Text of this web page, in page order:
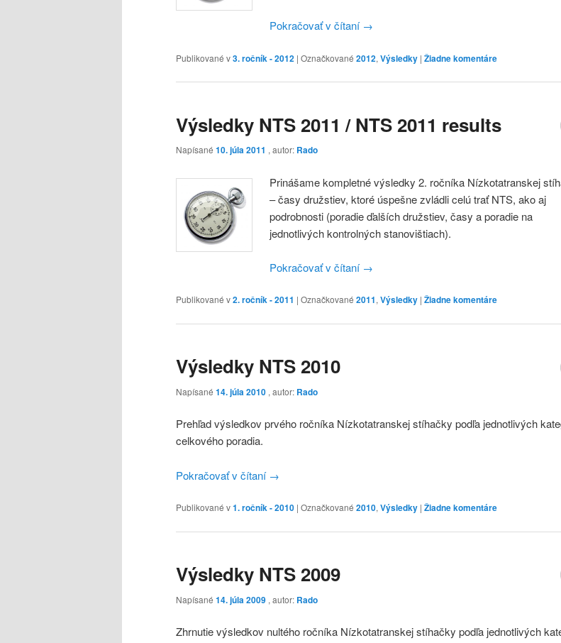
Pokračovať v čítaní →
Publikované v3. ročník - 2012 | Označkované 2012, Výsledky | Žiadne komentáre
Výsledky NTS 2011 / NTS 2011 results
Napísané 10. júla 2011 , autor: Rado
Prinášame kompletné výsledky 2. ročníka Nízkotatranskej
– časy družstiev, ktoré úspešne zvládli celú trať NTS, ako aj
podrobnosti (poradie ďalších družstiev, časy a poradie na
jednotlivých kontrolných stanovištiach).
Pokračovať v čítaní →
Publikované v2. ročník - 2011 | Označkované 2011,Výsledky | Žiadne komentáre
Výsledky NTS 2010
Napísané 14. júla 2010 , autor: Rado
Prehľad výsledkov prvého ročníka Nízkotatranskej stíhačky podľa jednotlivých
celkového poradia.
Pokračovať v čítaní →
Publikované v1. ročník - 2010 | Označkované 2010, Výsledky | Žiadne komentáre
Výsledky NTS 2009
Napísané 14. júla 2009 , autor: Rado
Zhrnutie výsledkov nultého ročníka Nízkotatranskej stíhačky podľa jednotlivých